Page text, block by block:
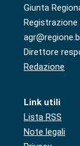
Giunta
Registrazione
Direttore
Redazione
Link utili
Lista RSS
Note legali